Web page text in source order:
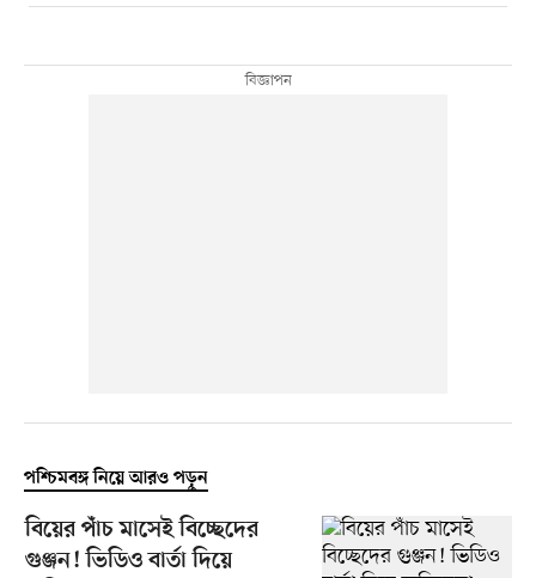
পশ্চিমবঙ্গ নিয়ে আরও পড়ুন
বিয়ের পাঁচ মাসেই বিচ্ছেদের
গুঞ্জন! ভিডিও বার্তা দিয়ে